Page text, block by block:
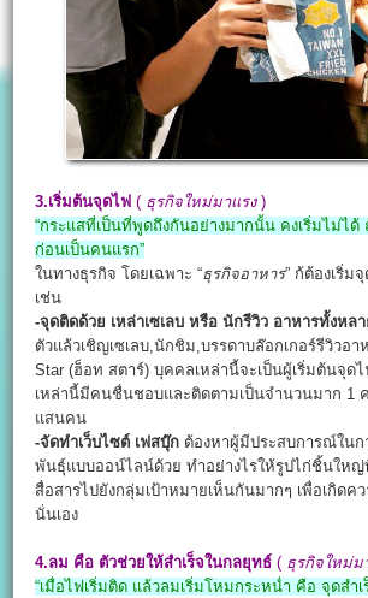
3.เริ่มต้นจุดไฟ ( ธุรกิจใหม่มาแรง )
“กระแสที่เป็นที่พูดถึงกันอย่างมากนั้น คงเริ่มไม่ไ
ก่อนเป็นคนแรก”
ในทางธุรกิจ โดยเฉพาะ “ธุรกิจอาหาร” ก้ต้องเริ่ม
เช่น
-จุดติดด้วย เหล่าเซเลบ หรือ นักรีวิว อาหารทั้งหลา
ตัวแล้วเชิญเซเลบ,นักชิม,บรรดาบล๊อกเกอร์รีวิวอ
Star (ฮ็อท สตาร์) บุคคลเหล่านี้จะเป็นผู้เริ่มต้นจุดไ
เหล่านี้มีคนชื่นชอบและติดตามเป็นจำนวนมาก 1
แสนคน
-จัดทำเว็บไซต์ เฟสบุ๊ก ต้องหาผู้มีประสบการณ์ใน
พันธุ์แบบออน์ไลน์ด้วย ทำอย่างไรให้รูปไก่ชิ้นให
สื่อสารไปยังกลุ่มเป้าหมายเห็นกันมากๆ เพื่อเกิดค
นั่นเอง
4.ลม คือ ตัวช่วยให้สำเร็จในกลยุทธ์ ( ธุรกิจใหม่ม
“เมื่อไฟเริ่มติด แล้วลมเริ่มโหมกระหน่ำ คือ จุดสำ